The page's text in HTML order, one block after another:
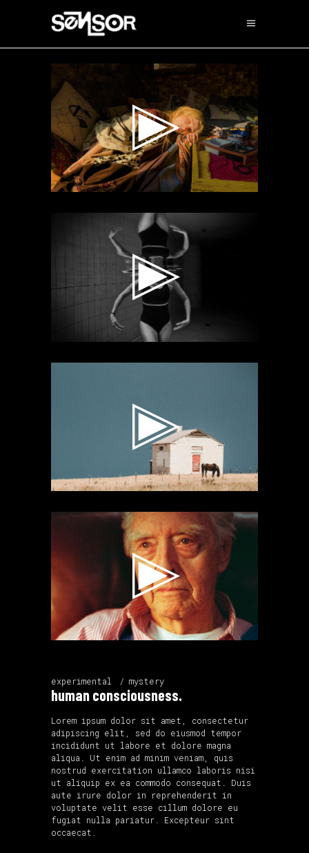
vidéo
experimental mystery
human consciousness.
Lorem ipsum dolor sit amet, consectetur
adipiscing elit, sed do eiusmod tempor
incididunt ut labore et dolore magna
aliqua. Ut enim ad minim veniam, quis
nostrud exercitation ullamco laboris nisi
ut aliquip ex ea commodo consequat. Duis
aute irure dolor in reprehenderit in
voluptate velit esse cillum dolore eu
fugiat nulla pariatur. Excepteur sint
occaecat.